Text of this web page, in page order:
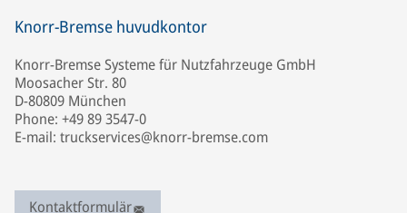
Knorr-Bremse huvudkontor
Knorr-Bremse Systeme für Nutzfahrzeuge GmbH
Moosacher Str. 80
D-80809 München
Phone: +49 89 3547-0
E-mail: truckservices@knorr-bremse.com
Kontaktformulär